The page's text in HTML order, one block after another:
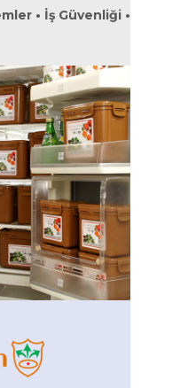
• İş Güvenliği •